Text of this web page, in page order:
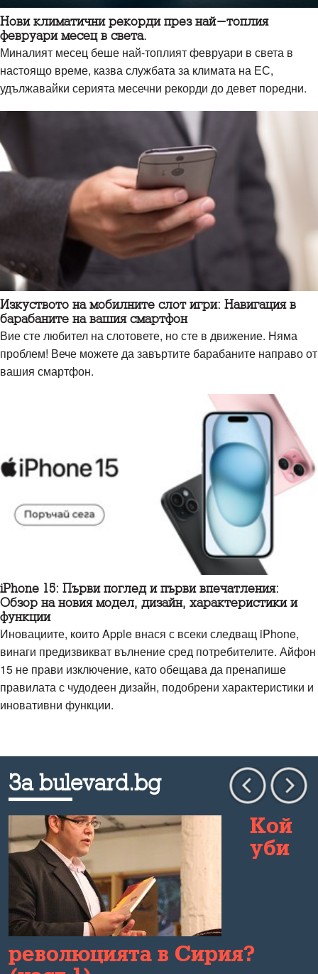
Нови климатични рекорди през най-топлия
февруари месец в света.
Миналият месец беше най-топлият февруари в света в
настоящо време, казва службата за климата на ЕС,
удължавайки серията месечни рекорди до девет поредни.
Изкуството на мобилните слот игри: Навигация в
барабаните на вашия смартфон
Вие сте любител на слотовете, но сте в движение. Няма
проблем! Вече можете да завъртите барабаните направо от
вашия смартфон.
iPhone 15: Първи поглед и първи впечатления:
Обзор на новия модел, дизайн, характеристики и
функции
Иновациите, които Apple внася с всеки следващ iPhone,
винаги предизвикват вълнение сред потребителите. Айфон
15 не прави изключение, като обещава да пренапише
правилата с чудодеен дизайн, подобрени характеристики и
иновативни функции.
За bulevard.bg
Кой
уби
революцията в Сирия?